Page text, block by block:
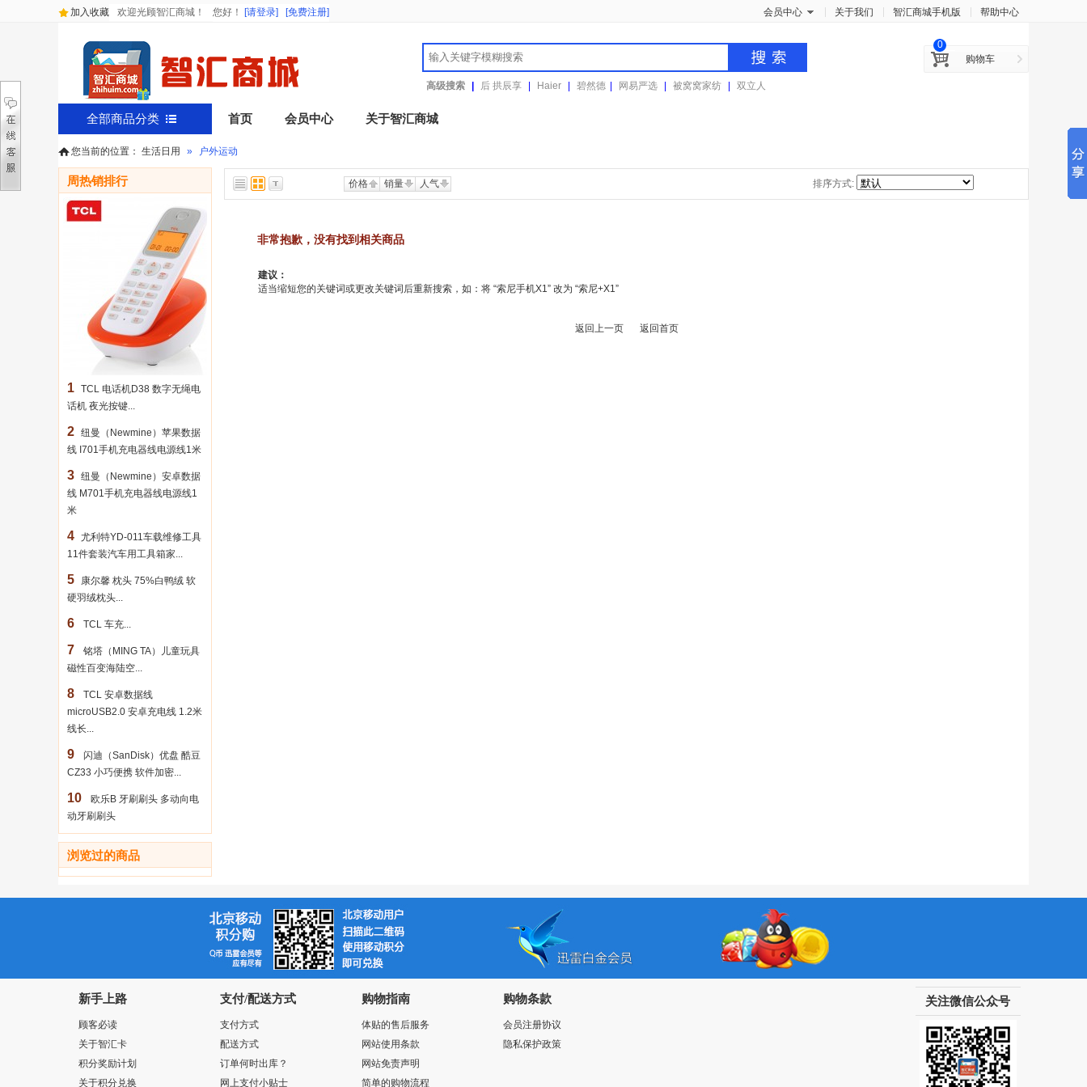
加入收藏 欢迎光顾智汇商城！ 您好 ！ [请登录] [免费注册] 关于我们 智汇商城手机版 帮助中心
会员中心
高级搜索 后 拱辰享 Haier 碧然德 网易严选 被窝窝家纺 双立人
购物车
0
首页 会员中心 关于智汇商城
全部商品分类
您当前的位置： 生活日用 » 户外运动
价格 销量 人气 排序方式:
非常抱歉，没有找到相关商品
建议：
适当缩短您的关键词或更改关键词后重新搜索，如：将 “索尼手机X1” 改为 “索尼+X1”
返回上一页 返回首页
周热销排行
1 TCL 电话机D38 数字无绳电
话机 夜光按键...
2 纽曼（Newmine）苹果数据
线 I701手机充电器线电源线1米
3 纽曼（Newmine）安卓数据
线 M701手机充电器线电源线1
米
4 尤利特YD-011车载维修工具
11件套装汽车用工具箱家...
5
康尔馨 枕头 75%白鸭绒 软
硬羽绒枕头...
6 TCL 车充...
7
铭塔（MING TA）儿童玩具
磁性百变海陆空...
8
TCL 安卓数据线
microUSB2.0 安卓充电线 1.2米
线长...
9
闪迪（SanDisk）优盘 酷豆
CZ33 小巧便携 软件加密...
10
欧乐B 牙刷刷头 多动向电
动牙刷刷头
浏览过的商品
新手上路
顾客必读
关于智汇卡
积分奖励计划
关于积分兑换
支付/配送方式
支付方式
配送方式
订单何时出库？
网上支付小贴士
购物指南
体贴的售后服务
网站使用条款
网站免责声明
简单的购物流程
购物条款
会员注册协议
隐私保护政策
关注微信公众号